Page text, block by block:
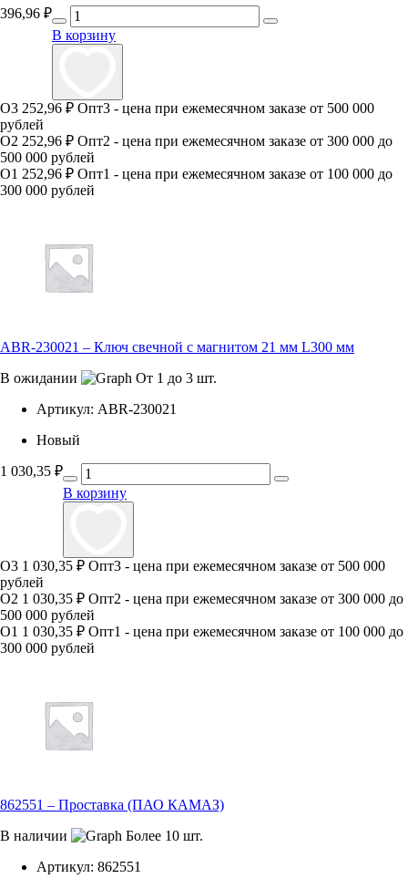
396,96 ₽
В корзину
О3 252,96 ₽ Опт3 - цена при ежемесячном заказе от 500 000
рублей
О2 252,96 ₽ Опт2 - цена при ежемесячном заказе от 300 000 до
500 000 рублей
О1 252,96 ₽ Опт1 - цена при ежемесячном заказе от 100 000 до
300 000 рублей
ABR-230021 – Ключ свечной с магнитом 21 мм L300 мм
В ожидании
От 1 до 3 шт.
Артикул: ABR-230021
Новый
1 030,35 ₽
В корзину
О3 1 030,35 ₽ Опт3 - цена при ежемесячном заказе от 500 000
рублей
О2 1 030,35 ₽ Опт2 - цена при ежемесячном заказе от 300 000 до
500 000 рублей
О1 1 030,35 ₽ Опт1 - цена при ежемесячном заказе от 100 000 до
300 000 рублей
862551 – Проставка (ПАО КАМАЗ)
В наличии
Более 10 шт.
Артикул: 862551